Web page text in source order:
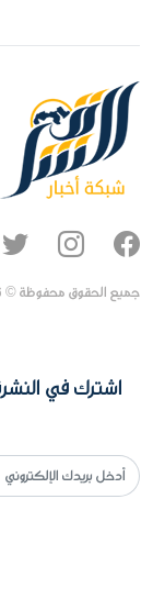
جميع الحقوق محفوظة ©
اشترك في